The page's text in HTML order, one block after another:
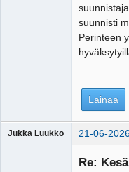
suunnisti
Perinteen
Lainaa
Jukka Luukko 21-06-
Re: